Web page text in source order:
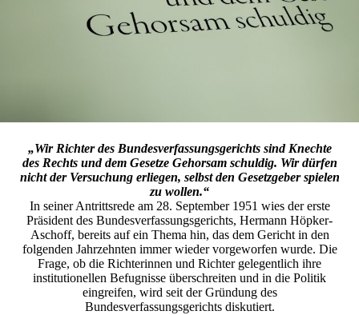
„Wir Richter des Bundesverfassungsgerichts sind Knechte
des Rechts und dem Gesetze Gehorsam schuldig. Wir dürfen
nicht der Versuchung erliegen, selbst den Gesetzgeber spielen
zu wollen.“
In seiner Antrittsrede am 28. September 1951 wies der erste
Präsident des Bundesverfassungsgerichts, Hermann Höpker-
Aschoff, bereits auf ein Thema hin, das dem Gericht in den
folgenden Jahrzehnten immer wieder vorgeworfen wurde. Die
Frage, ob die Richterinnen und Richter gelegentlich ihre
institutionellen Befugnisse überschreiten und in die Politik
eingreifen, wird seit der Gründung des
Bundesverfassungsgerichts diskutiert.